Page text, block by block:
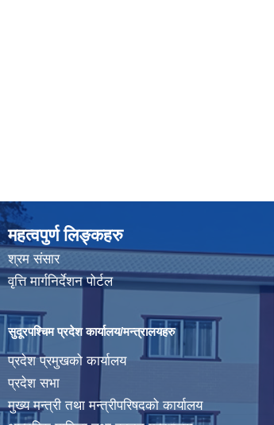
महत्वपुर्ण लिङ्कहरु
श्रम संसार
वृत्ति मार्गनिर्देशन पोर्टल
सुदूरपश्चिम प्रदेश कार्यालय/मन्त्रालयहरु
प्रदेश प्रमुखको कार्यालय
प्रदेश सभा
मुख्य मन्त्री तथा मन्त्रीपरिषदको कार्यालय